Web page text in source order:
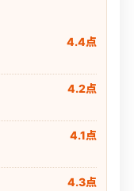
4.4点
4.2点
4.1点
4.3点